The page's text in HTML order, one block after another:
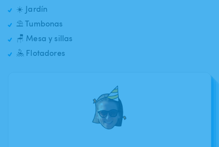
☀️ Jardín
⛱️ Tumbonas
🪑 Mesa y sillas
🤽 Flotadores